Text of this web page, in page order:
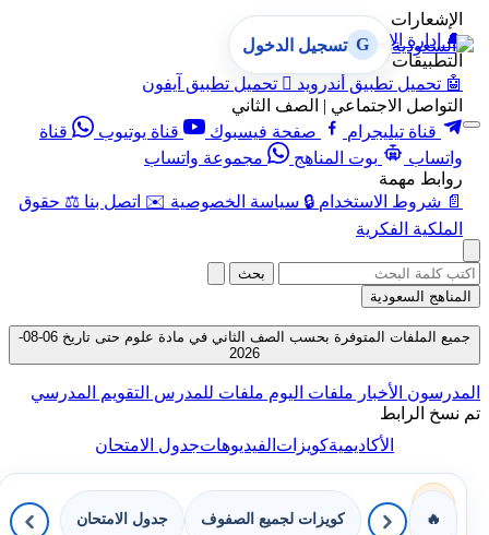
الإشعارات
🔔 إدارة الإشعارات
التطبيقات
🤖 تحميل تطبيق أندرويد  تحميل تطبيق آيفون
التواصل الاجتماعي | الصف الثاني
قناة تيليجرام
صفحة فيسبوك قناة يوتيوب
قناة
واتساب
بوت المناهج
مجموعة واتساب
روابط مهمة
📄 شروط الاستخدام 🔒 سياسة الخصوصية ✉️ اتصل بنا ⚖️ حقوق
الملكية الفكرية
G تسجيل الدخول
بحث
المناهج السعودية
جميع الملفات المتوفرة بحسب الصف الثاني في مادة علوم حتى تاريخ 06-08-
2026
المدرسون الأخبار ملفات اليوم ملفات للمدرس التقويم المدرسي
تم نسخ الرابط
الأكاديميةكويزاتالفيديوهاتجدول الامتحان
🔥 كويزات لجميع الصفوف جدول الامتحان